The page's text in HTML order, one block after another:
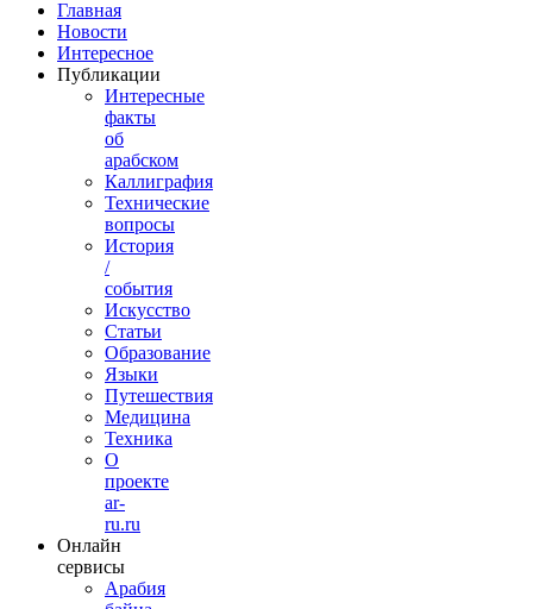
Главная
Новости
Интересное
Публикации
Интересные
факты
об
арабском
Каллиграфия
Технические
вопросы
История
/
события
Искусство
Статьи
Образование
Языки
Путешествия
Медицина
Техника
О
проекте
ar-
ru.ru
Онлайн
сервисы
Арабия